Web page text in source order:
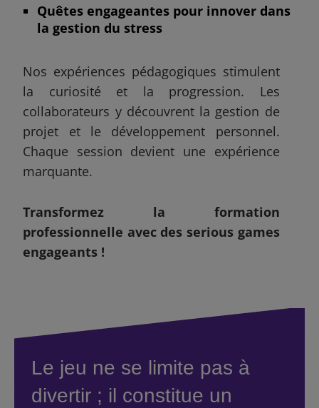
Quêtes engageantes pour innover dans
la gestion du stress
Nos expériences pédagogiques stimulent
la curiosité et la progression. Les
collaborateurs y découvrent la gestion de
projet et le développement personnel.
Chaque session devient une expérience
marquante.
Transformez la formation
professionnelle avec des serious games
engageants !
Le jeu ne se limite pas à
divertir ; il constitue un